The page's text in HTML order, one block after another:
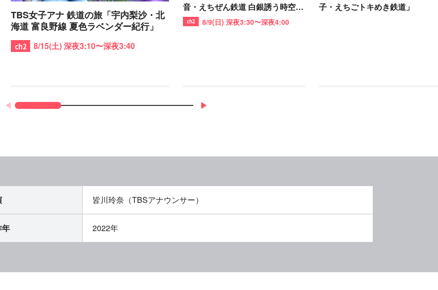
TBS女子アナ 鉄道の旅「宇内梨沙・北
海道 富良野線 夏色ラベンダー紀行」
8/15(土) 深夜3:10〜深夜3:40
音・えちぜん鉄道 白銀誘う時空の
旅」 8/9(日) 深夜3:30〜深夜4:00
子・えちごトキめき鉄道」
皆川玲奈（TBSアナウンサー）
年 2022年